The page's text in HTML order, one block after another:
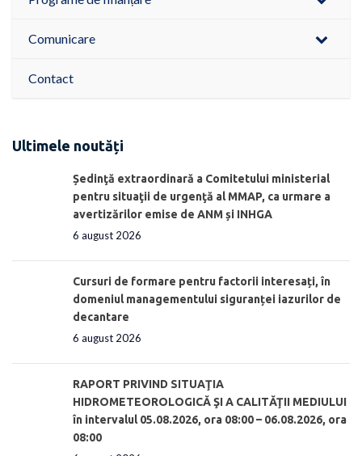
Comunicare
Contact
Ultimele noutăți
Ședinţă extraordinară a Comitetului ministerial
pentru situaţii de urgenţă al MMAP, ca urmare a
avertizărilor emise de ANM și INHGA
6 august 2026
Cursuri de formare pentru factorii interesați, în
domeniul managementului siguranței iazurilor de
decantare
6 august 2026
RAPORT PRIVIND SITUAŢIA
HIDROMETEOROLOGICĂ ŞI A CALITĂŢII MEDIULUI
în intervalul 05.08.2026, ora 08:00 – 06.08.2026, ora
08:00